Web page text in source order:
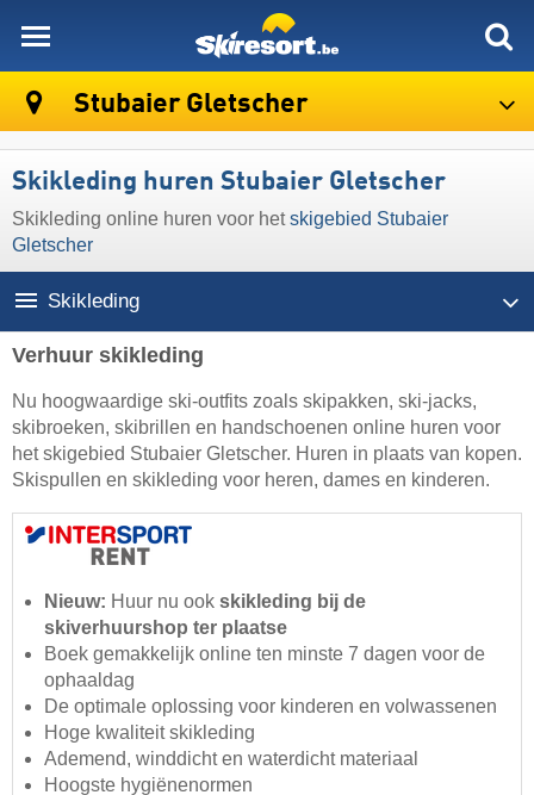
Stubaier Gletscher
Skikleding huren Stubaier Gletscher
Skikleding online huren voor hetskigebied Stubaier
Gletscher
Skikleding
Verhuur skikleding
Nu hoogwaardige ski-outfits zoals skipakken, ski-jacks,
skibroeken, skibrillen en handschoenen online huren voor
het skigebied Stubaier Gletscher. Huren in plaats van kopen.
Skispullen en skikleding voor heren, dames en kinderen.
Nieuw: Huur nu ook skikleding bij de
skiverhuurshop ter plaatse
Boek gemakkelijk online ten minste 7 dagen voor de
ophaaldag
De optimale oplossing voor kinderen en volwassenen
Hoge kwaliteit skikleding
Ademend, winddicht en waterdicht materiaal
Hoogste hygiënenormen